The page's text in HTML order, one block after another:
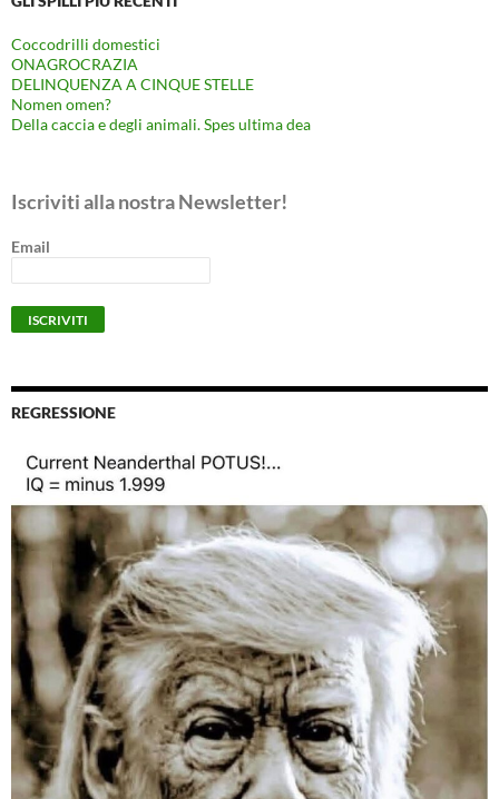
Coccodrilli domestici
ONAGROCRAZIA
DELINQUENZA A CINQUE STELLE
Nomen omen?
Della caccia e degli animali. Spes ultima dea
Iscriviti alla nostra Newsletter!
Email
REGRESSIONE